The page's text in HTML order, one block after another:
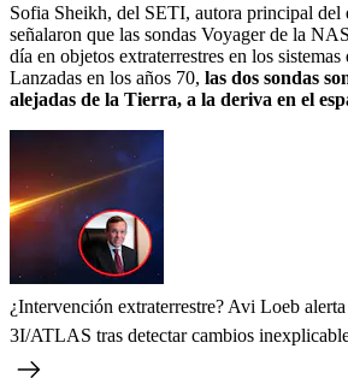
Sofia Sheikh, del SETI, autora principal del
señalaron que las sondas Voyager de la
día en objetos extraterrestres en los sistemas
Lanzadas en los años 70, las dos sondas
alejadas de la Tierra, a la deriva en el
¿Intervención extraterrestre? Avi Loeb
3I/ATLAS tras detectar cambios